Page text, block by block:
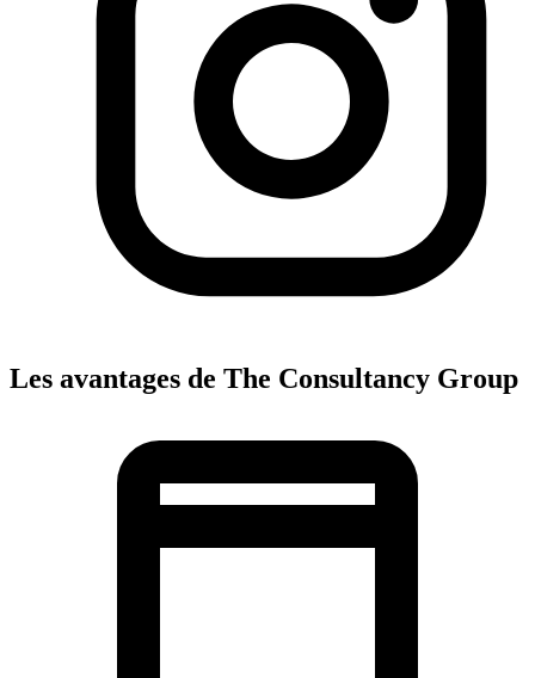
Les avantages de The Consultancy Group